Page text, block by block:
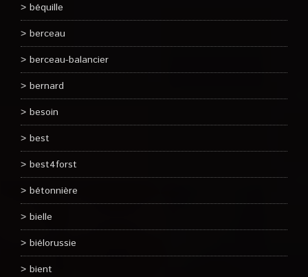
béquille
berceau
berceau-balancier
bernard
besoin
best
best4forst
bétonnière
bielle
biélorussie
bient